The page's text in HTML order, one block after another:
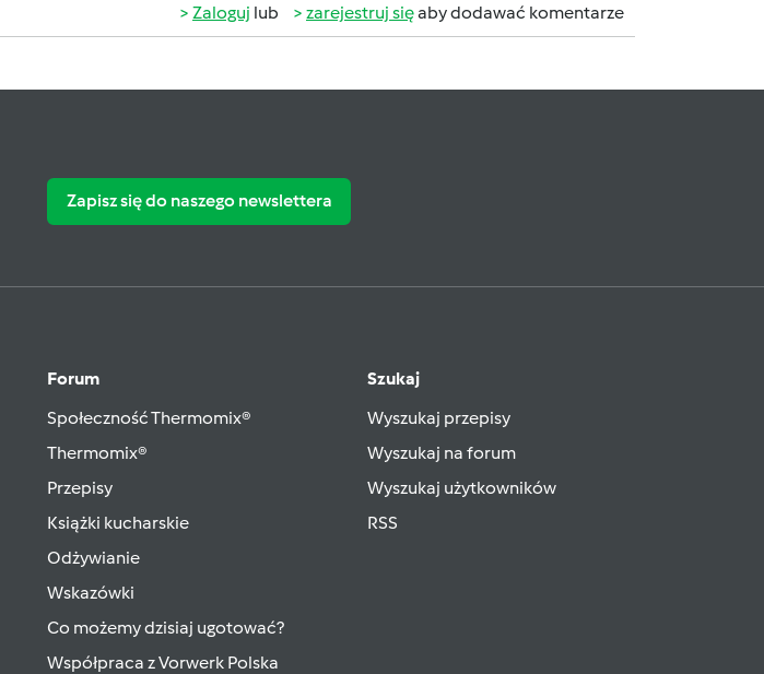
Zaloguj lub zarejestruj sięaby dodawać komentarze
Zapisz się do naszego newslettera
Forum
Społeczność Thermomix®
Thermomix®
Przepisy
Książki kucharskie
Odżywianie
Wskazówki
Co możemy dzisiaj ugotować?
Współpraca z Vorwerk Polska
Szukaj
Wyszukaj przepisy
Wyszukaj na forum
Wyszukaj użytkowników
RSS